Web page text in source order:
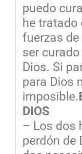
puedo
he
fuerzas
ser
Dios. Si
para Dios
imposible.
DIOS
– Los dos
perdón de